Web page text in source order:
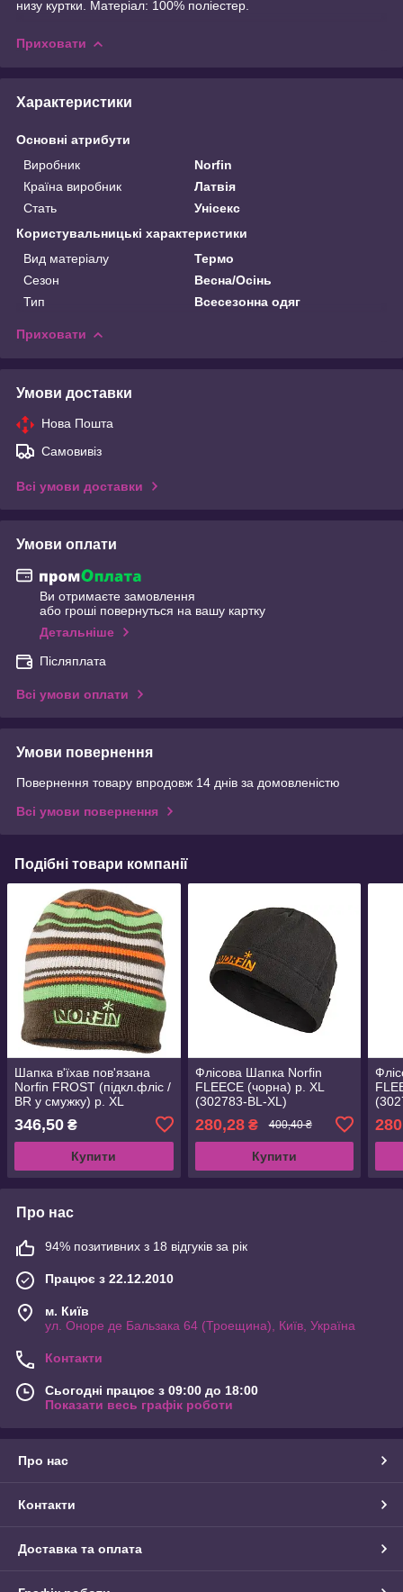
низу куртки. Матеріал: 100% поліестер.
Приховати
Характеристики
Основні атрибути
Виробник
Norfin
Країна виробник
Латвія
Стать
Унісекс
Користувальницькі характеристики
Вид матеріалу
Термо
Сезон
Весна/Осінь
Тип
Всесезонна одяг
Приховати
Умови доставки
Нова Пошта
Самовивіз
Всі умови доставки
Умови оплати
Ви отримаєте замовлення
або гроші повернуться на вашу картку
Детальніше
Післяплата
Всі умови оплати
Умови повернення
Повернення товару впродовж 14 днів за домовленістю
Всі умови повернення
Подібні товари компанії
Шапка в'їхав пов'язана
Norfin FROST (підкл.фліс /
BR у смужку) р. XL
346,50 ₴
Купити
Флісова Шапка Norfin
FLEECE (чорна) р. XL
(302783-BL-XL)
280,28₴ 400,40 ₴
Купити
Про нас
94% позитивних з 18 відгуків за рік
Працює з 22.12.2010
м. Київ
ул. Оноре де Бальзака 64 (Троещина), Київ, Україна
Контакти
Сьогодні працює з 09:00 до 18:00
Показати весь графік роботи
Про нас
Контакти
Доставка та оплата